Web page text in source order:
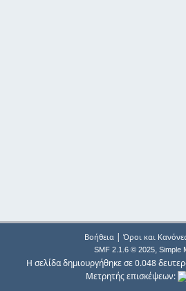
Βοήθεια| Όροι και
SMF 2.1.6 © 2025, Simple
Η σελίδα δημιουργήθηκε σε 0.048
Μετρητής επισκέψεων: